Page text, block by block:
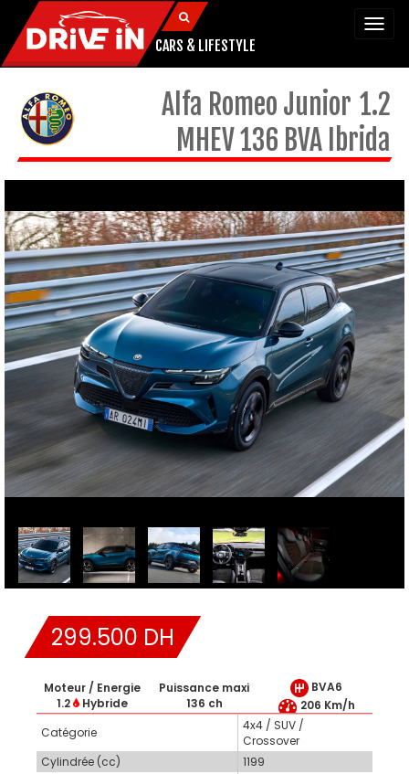
CARS & LIFESTYLE
Alfa Romeo Junior 1.2
MHEV 136 BVA Ibrida
299.500 DH
Moteur / Energie
1.2
Hybride
Puissance maxi
136 ch
BVA6
206 Km/h
Catégorie
4x4 / SUV /
Crossover
Cylindrée (cc)
1199